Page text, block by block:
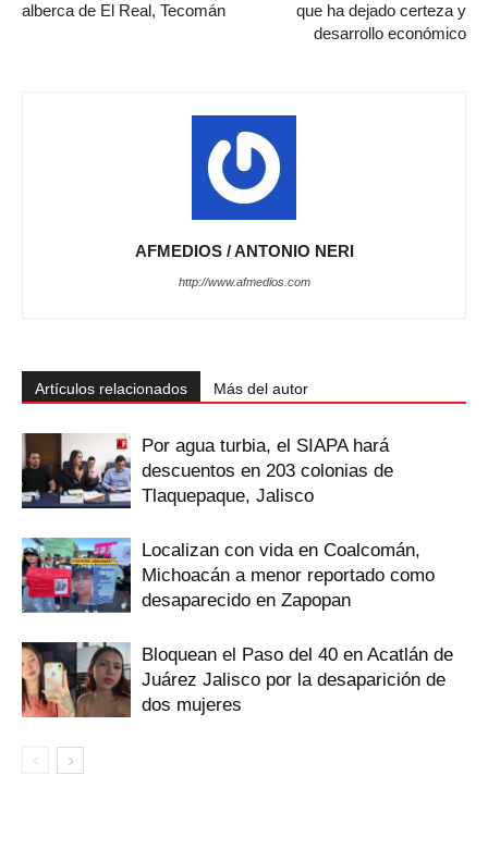
alberca de El Real, Tecomán
que ha dejado certeza y
desarrollo económico
AFMEDIOS / ANTONIO NERI
http://www.afmedios.com
Artículos relacionados Más del autor
Por agua turbia, el SIAPA hará
descuentos en 203 colonias de
Tlaquepaque, Jalisco
Localizan con vida en Coalcomán,
Michoacán a menor reportado como
desaparecido en Zapopan
Bloquean el Paso del 40 en Acatlán de
Juárez Jalisco por la desaparición de
dos mujeres